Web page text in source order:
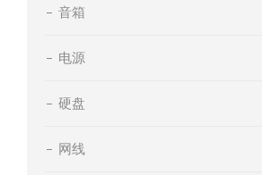
音箱
电源
硬盘
网线